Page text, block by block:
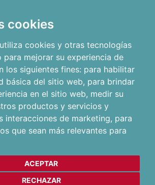
cookies
cookies y otras tecnologías
para mejorar su experiencia de
los siguientes fines: para habilitar
básica del sitio web, para brindar
en el sitio web, medir su
productos y servicios y
interacciones de marketing, para
que sean más relevantes para
ACEPTAR
RECHAZAR